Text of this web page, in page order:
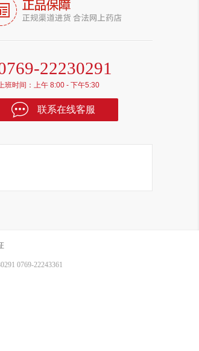
22230291
班时间：上午 8:00 - 下午5:30
联系在线客服
0769-22243361